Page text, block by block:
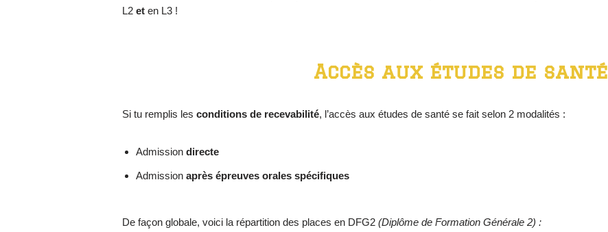
L2et en L3 !
Accès aux études de santé
Si tu remplis lesconditions de recevabilité, l’accès aux études de santé se fait selon 2 modalités :
Admissiondirecte
Admissionaprès épreuves orales spécifiques
De façon globale, voici la répartition des places en DFG2(Diplôme de Formation Générale 2) :